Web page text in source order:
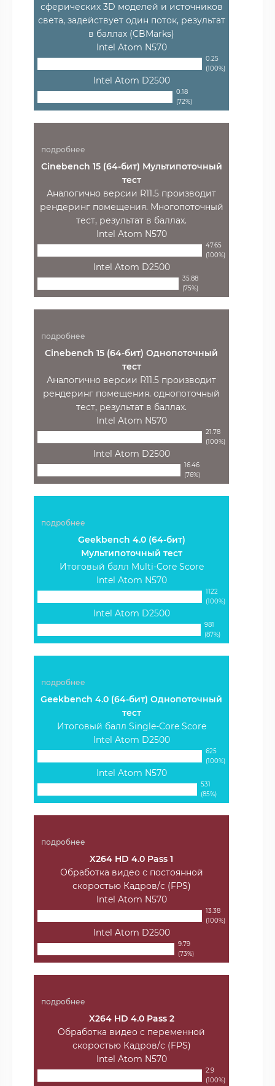
сферических 3D моделей и источников
света, задействует один поток, результат
в баллах (CBMarks)
Intel Atom N570
0.25
(100%)
Intel Atom D2500
0.18
(72%)
подробнее
Cinebench 15 (64-бит) Мультипоточный
тест
Аналогично версии R11.5 производит
рендеринг помещения. Многопоточный
тест, результат в баллах.
Intel Atom N570
47.65
(100%)
Intel Atom D2500
35.88
(75%)
подробнее
Cinebench 15 (64-бит) Однопоточный
тест
Аналогично версии R11.5 производит
рендеринг помещения. однопоточный
тест, результат в баллах.
Intel Atom N570
21.78
(100%)
Intel Atom D2500
16.46
(76%)
подробнее
Geekbench 4.0 (64-бит)
Мультипоточный тест
Итоговый балл Multi-Core Score
Intel Atom N570
1122
(100%)
Intel Atom D2500
981
(87%)
подробнее
Geekbench 4.0 (64-бит) Однопоточный
тест
Итоговый балл Single-Core Score
Intel Atom D2500
625
(100%)
Intel Atom N570
531
(85%)
подробнее
X264 HD 4.0 Pass 1
Обработка видео с постоянной
скоростью Кадров/с (FPS)
Intel Atom N570
13.38
(100%)
Intel Atom D2500
9.79
(73%)
подробнее
X264 HD 4.0 Pass 2
Обработка видео с переменной
скоростью Кадров/с (FPS)
Intel Atom N570
2.9
(100%)